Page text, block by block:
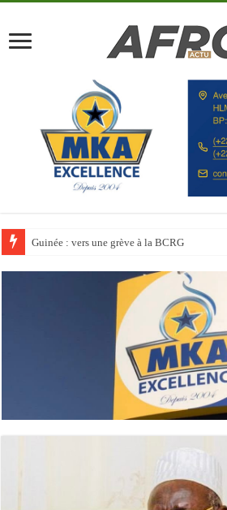
Discours à la Nation : Alassane Ouattara